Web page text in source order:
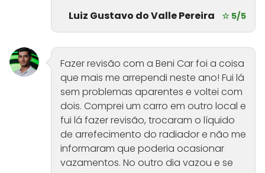
Luiz Gustavo do Valle Pereira
☆ 5/5
Fazer revisão com a Beni Car foi a coisa
que mais me arrependi neste ano! Fui lá
sem problemas aparentes e voltei com
dois. Comprei um carro em outro local e
fui lá fazer revisão, trocaram o líquido
de arrefecimento do radiador e não me
informaram que poderia ocasionar
vazamentos. No outro dia vazou e se